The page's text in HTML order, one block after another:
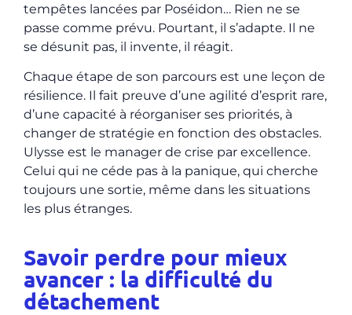
tempêtes lancées par Poséidon… Rien ne se
passe comme prévu. Pourtant, il s’adapte. Il ne
se désunit pas, il invente, il réagit.
Chaque étape de son parcours est une leçon de
résilience. Il fait preuve d’une agilité d’esprit rare,
d’une capacité à réorganiser ses priorités, à
changer de stratégie en fonction des obstacles.
Ulysse est le manager de crise par excellence.
Celui qui ne céde pas à la panique, qui cherche
toujours une sortie, même dans les situations
les plus étranges.
Savoir perdre pour mieux
avancer : la difficulté du
détachement